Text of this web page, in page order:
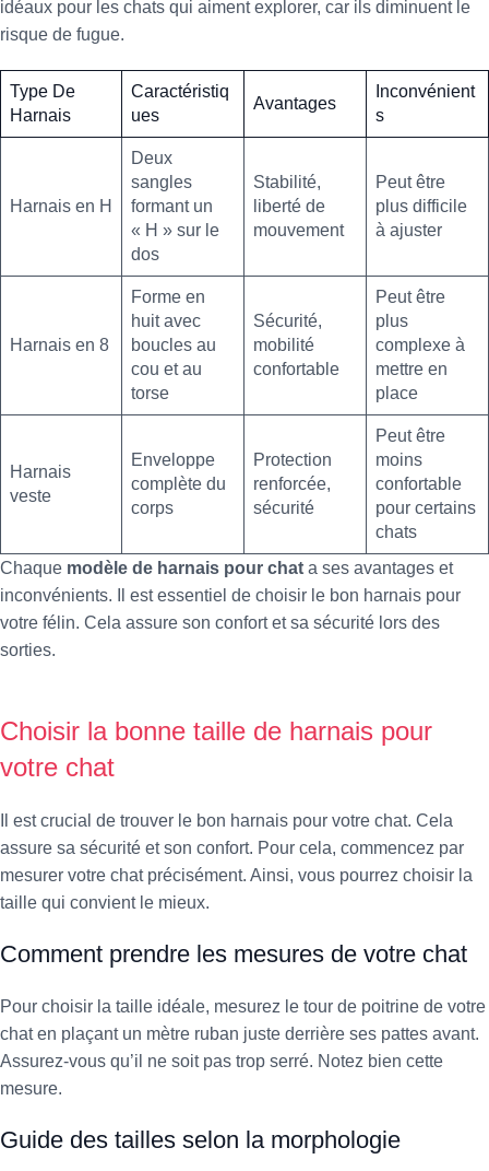
idéaux pour les chats qui aiment explorer, car ils diminuent le
risque de fugue.
Type De
Harnais
Caractéristiq
Ues
Avantages
Inconvénient
S
Harnais en H
Deux
sangles
formant un
« H » sur le
dos
Stabilité,
liberté de
mouvement
Peut être
plus difficile
à ajuster
Harnais en 8
Forme en
huit avec
boucles au
cou et au
torse
Sécurité,
mobilité
confortable
Peut être
plus
complexe à
mettre en
place
Harnais
veste
Enveloppe
complète du
corps
Protection
renforcée,
sécurité
Peut être
moins
confortable
pour certains
chats
Chaque modèle de harnais pour chat a ses avantages et
inconvénients. Il est essentiel de choisir le bon harnais pour
votre félin. Cela assure son confort et sa sécurité lors des
sorties.
Choisir la bonne taille de harnais pour
votre chat
Il est crucial de trouver le bon harnais pour votre chat. Cela
assure sa sécurité et son confort. Pour cela, commencez par
mesurer votre chat précisément. Ainsi, vous pourrez choisir la
taille qui convient le mieux.
Comment prendre les mesures de votre chat
Pour choisir la taille idéale, mesurez le tour de poitrine de votre
chat en plaçant un mètre ruban juste derrière ses pattes avant.
Assurez-vous qu’il ne soit pas trop serré. Notez bien cette
mesure.
Guide des tailles selon la morphologie